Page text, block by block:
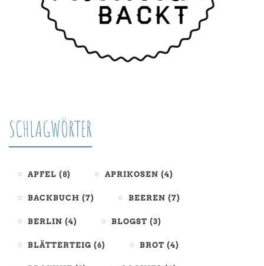
SCHLAGWÖRTER
APFEL (8) APRIKOSEN (4)
BACKBUCH (7) BEEREN (7)
BERLIN (4) BLOGST (3)
BLÄTTERTEIG (6) BROT (4)